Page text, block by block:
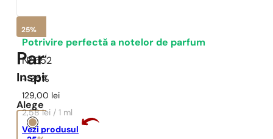
Potrivire perfectă a notelor de parfum
N° 652
- 35%
129,00 lei
2,58 lei / 1 ml
Vezi produsul
25%
Parfumuri Pariziene N° 652 -
Inspirat
Alege concentrația